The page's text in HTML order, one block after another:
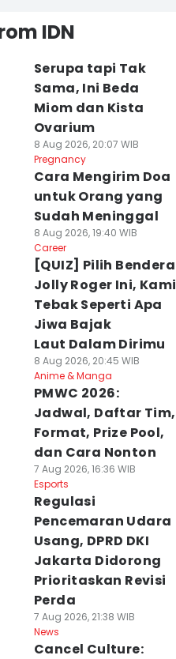
IDN
Serupa tapi Tak
Sama, Ini Beda
Miom dan Kista
Ovarium
8 Aug 2026, 20:07 WIB
Pregnancy
Cara Mengirim Doa
untuk Orang yang
Sudah Meninggal
8 Aug 2026, 19:40 WIB
Career
[QUIZ] Pilih Bendera
Jolly Roger Ini, Kami
Tebak Seperti Apa
Jiwa Bajak
Laut Dalam Dirimu
8 Aug 2026, 20:45 WIB
Anime & Manga
PMWC 2026:
Jadwal, Daftar Tim,
Format, Prize Pool,
dan Cara Nonton
7 Aug 2026, 16:36 WIB
Esports
Regulasi
Pencemaran Udara
Usang, DPRD DKI
Jakarta Didorong
Prioritaskan Revisi
Perda
7 Aug 2026, 21:38 WIB
News
Cancel Culture: